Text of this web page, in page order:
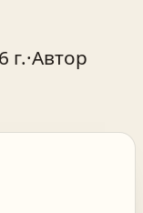
г.·Автор